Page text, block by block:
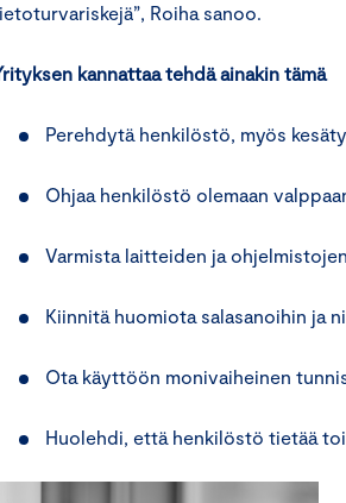
Roiha sanoo.
kannattaa tehdä ainakin tämä
Perehdytä henkilöstö, myös
Ohjaa henkilöstö olemaan
Varmista laitteiden ja
Kiinnitä huomiota salasanoihin ja
Ota käyttöön monivaiheinen
Huolehdi, että henkilöstö tietää